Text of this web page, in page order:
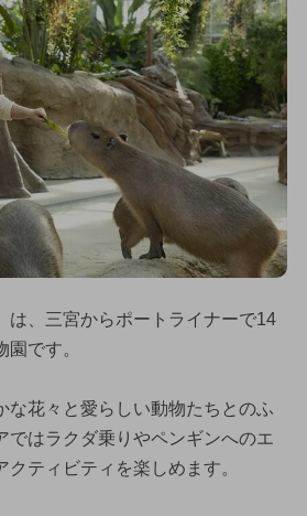
は、三宮からポートライナーで14
です。
な花々と愛らしい動物たちとのふ
ではラクダ乗りやペンギンへのエ
ティビティを楽しめます。